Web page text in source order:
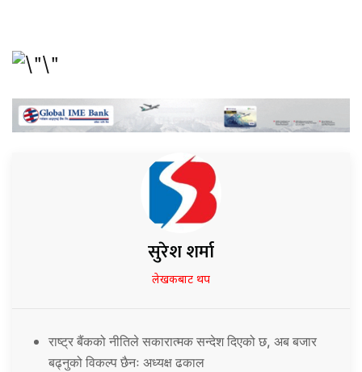
सुरेश शर्मा
लेखकबाट थप
राष्ट्र बैंकको नीतिले सकारात्मक सन्देश दिएको छ, अब बजार
बढ्नुको विकल्प छैनः अध्यक्ष ढकाल